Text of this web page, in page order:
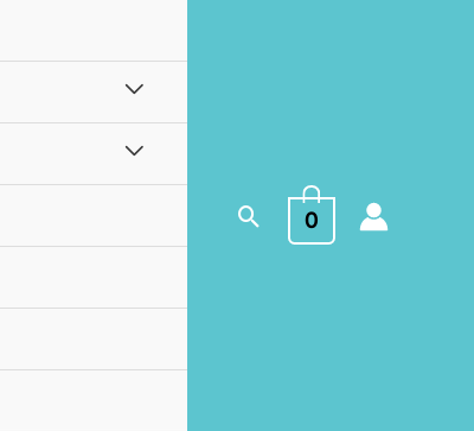
Buscar
0